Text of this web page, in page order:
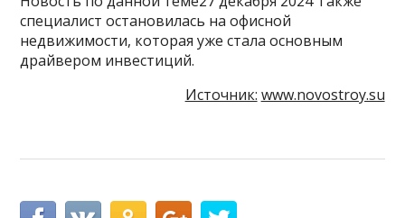
специалист остановилась на офисной
недвижимости, которая уже стала основным
драйвером инвестиций.
Источник: www.novostroy.su